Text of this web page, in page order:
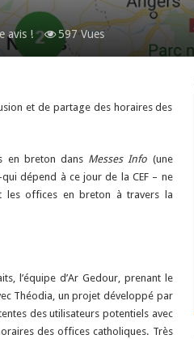
avis ! 597 Vues
et de partage des horaires des
en breton dans Messes Info (une
dépend à ce jour de la CEF – ne
les offices en breton à travers la
l’équipe d’Ar Gedour, prenant le
Théodia, un projet développé par
des utilisateurs potentiels avec
des offices catholiques. Très